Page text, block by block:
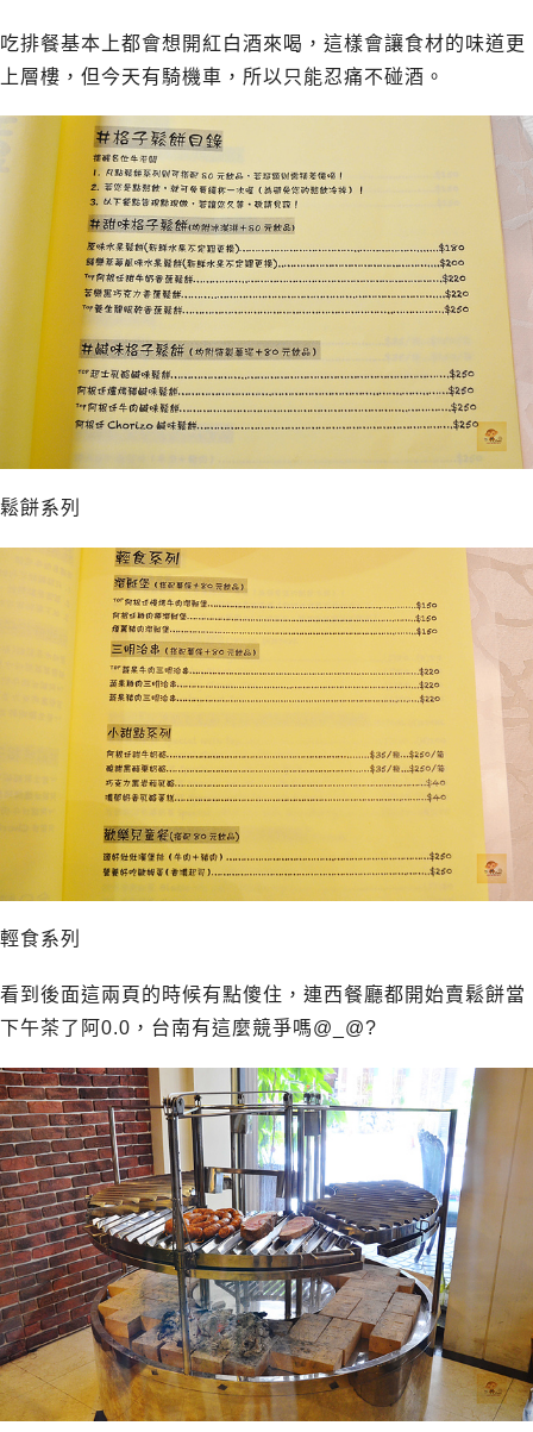
吃排餐基本上都會想開紅白酒來喝，這樣會讓食材的味道更
上層樓，但今天有騎機車，所以只能忍痛不碰酒。
鬆餅系列
輕食系列
看到後面這兩頁的時候有點傻住，連西餐廳都開始賣鬆餅當
下午茶了阿0.0，台南有這麼競爭嗎@_@?